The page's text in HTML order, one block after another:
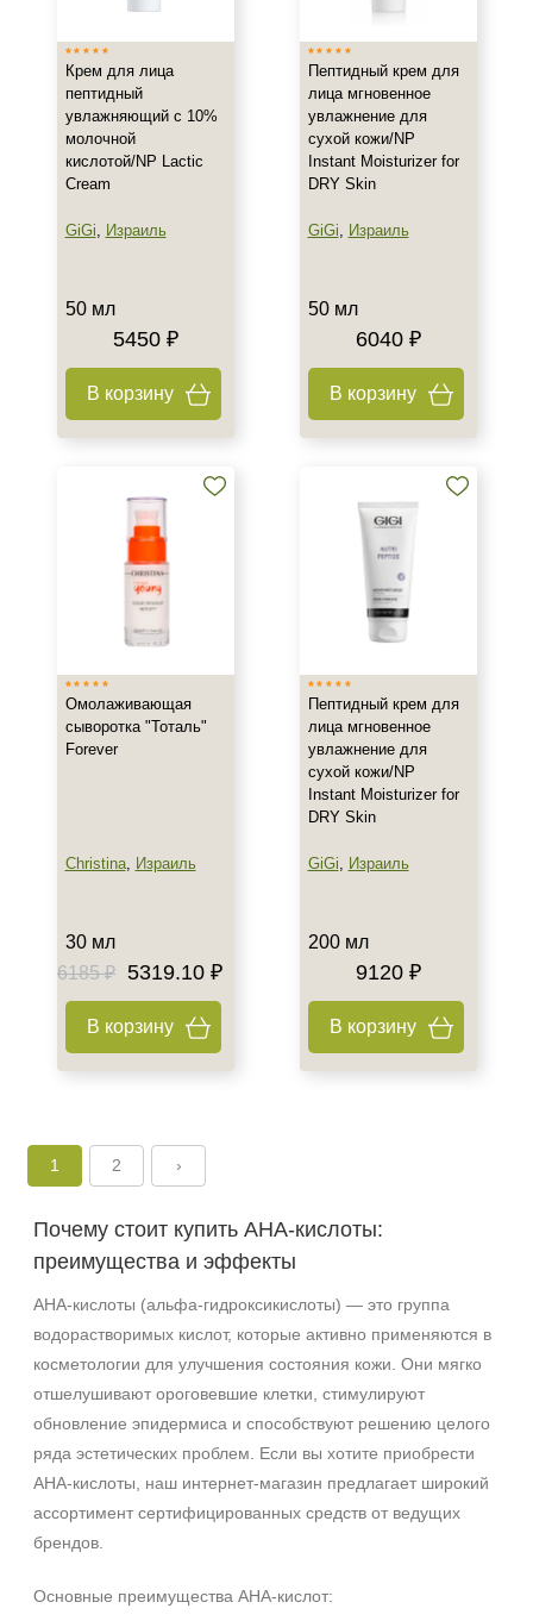
Крем для лица
пептидный
увлажняющий с 10%
молочной
кислотой/NP Lactic
Cream
GiGi, Израиль
50 мл
5450 ₽
В корзину
Пептидный крем для
лица мгновенное
увлажнение для
сухой кожи/NP
Instant Moisturizer for
DRY Skin
GiGi, Израиль
50 мл
6040 ₽
В корзину
Омолаживающая
сыворотка "Тоталь"
Forever
Christina, Израиль
30 мл
6185 ₽ 5319.10 ₽
В корзину
Пептидный крем для
лица мгновенное
увлажнение для
сухой кожи/NP
Instant Moisturizer for
DRY Skin
GiGi, Израиль
200 мл
9120 ₽
В корзину
1 2 ›
Почему стоит купить AHA-кислоты:
преимущества и эффекты
AHA-кислоты (альфа-гидроксикислоты) — это группа
водорастворимых кислот, которые активно применяются в
косметологии для улучшения состояния кожи. Они мягко
отшелушивают ороговевшие клетки, стимулируют
обновление эпидермиса и способствуют решению целого
ряда эстетических проблем. Если вы хотите приобрести
AHA-кислоты, наш интернет-магазин предлагает широкий
ассортимент сертифицированных средств от ведущих
брендов.
Основные преимущества AHA-кислот:
+7 (495) 640-58-89
+7 (929) 933-09-89